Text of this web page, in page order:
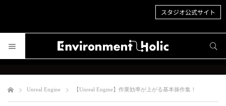
スタジオ公式サイト
Unreal Engine 【Unreal Engine】作業効率が上がる基本操作集！
サイト内検索